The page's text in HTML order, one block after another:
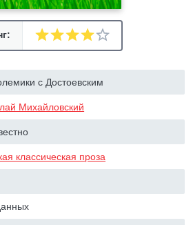
с Достоевским
Михайловский
классическая проза